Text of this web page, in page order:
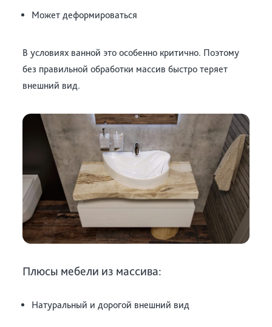
Может деформироваться
В условиях ванной это особенно критично. Поэтому
без правильной обработки массив быстро теряет
внешний вид.
Плюсы мебели из массива:
Натуральный и дорогой внешний вид